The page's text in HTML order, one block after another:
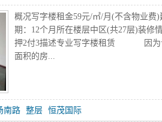
概况写字楼租金59元/㎡/月(不含物业费
期：12个月所在楼层中区(共27层)装修
押2付3描述专业写字楼租赁 因为
面积的房...
南路 整层 恒茂国际